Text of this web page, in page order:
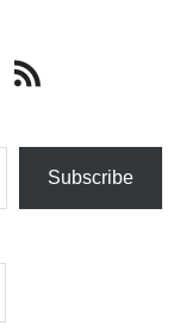
Subscribe